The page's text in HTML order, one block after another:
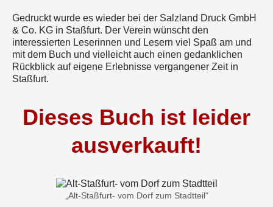
Gedruckt wurde es wieder bei der Salzland Druck GmbH
& Co. KG in Staßfurt. Der Verein wünscht den
interessierten Leserinnen und Lesern viel Spaß am und
mit dem Buch und vielleicht auch einen gedanklichen
Rückblick auf eigene Erlebnisse vergangener Zeit in
Staßfurt.
Dieses Buch ist leider
ausverkauft!
„Alt-Staßfurt- vom Dorf zum Stadtteil“